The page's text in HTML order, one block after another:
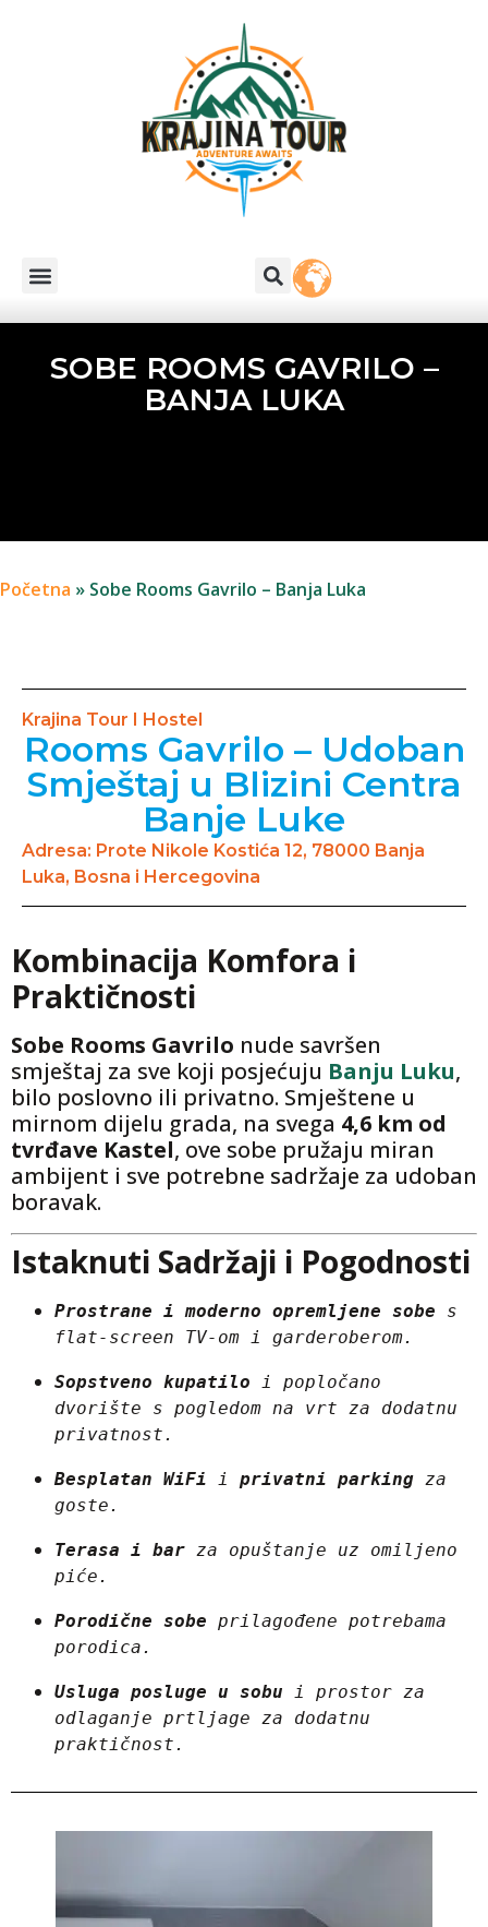
SOBE ROOMS GAVRILO –
BANJA LUKA
Početna » Sobe Rooms Gavrilo – Banja Luka
Krajina Tour I Hostel
Rooms Gavrilo – Udoban
Smještaj u Blizini Centra
Banje Luke
Adresa: Prote Nikole Kostića 12, 78000 Banja
Luka, Bosna i Hercegovina
Kombinacija Komfora i
Praktičnosti
Sobe Rooms Gavrilo nude savršen
smještaj za sve koji posjećuju Banju Luku,
bilo poslovno ili privatno. Smještene u
mirnom dijelu grada, na svega 4,6 km od
tvrđave Kastel, ove sobe pružaju miran
ambijent i sve potrebne sadržaje za udoban
boravak.
Istaknuti Sadržaji i Pogodnosti
Prostrane i moderno opremljene sobe s
flat-screen TV-om i garderoberom.
Sopstveno kupatilo i popločano
dvorište s pogledom na vrt za dodatnu
privatnost.
Besplatan WiFi i privatni parking za
goste.
Terasa i bar za opuštanje uz omiljeno
piće.
Porodične sobe prilagođene potrebama
porodica.
Usluga posluge u sobu i prostor za
odlaganje prtljage za dodatnu
praktičnost.